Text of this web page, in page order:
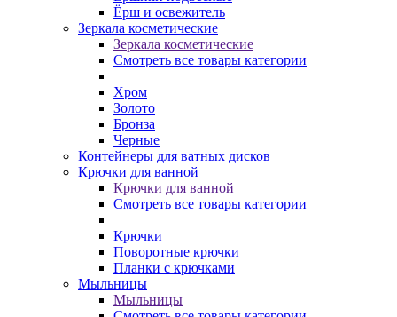
Ёрш и освежитель
Зеркала косметические
Зеркала косметические
Смотреть все товары категории
Хром
Золото
Бронза
Черные
Контейнеры для ватных дисков
Крючки для ванной
Крючки для ванной
Смотреть все товары категории
Крючки
Поворотные крючки
Планки с крючками
Мыльницы
Мыльницы